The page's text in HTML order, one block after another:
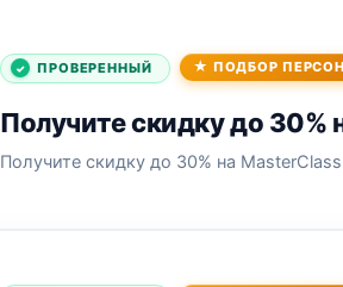
ПРОВЕРЕННЫЙ ПОДБОР
Получите скидку до 30%
Получите скидку до 30% на